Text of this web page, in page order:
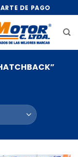
DE PAGO